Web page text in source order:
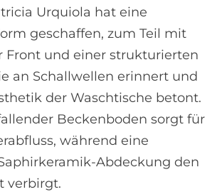
Urquiola hat eine
geschaffen, zum Teil mit
Front und einer strukturierten
an Schallwellen erinnert und
der Waschtische betont.
Beckenboden sorgt für
während eine
Abdeckung den
verbirgt.